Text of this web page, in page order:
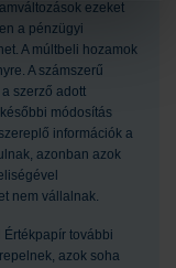
ezeket
a pénzügyi
A múltbeli hozamok
A számszerű
szerző adott
módosítás
információk a
azonban azok
nem vállalnak.
további
azok soha